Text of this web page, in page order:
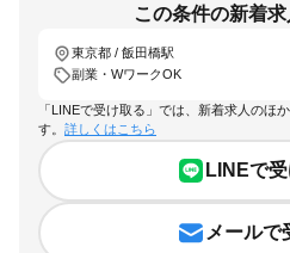
この条件の新着
東京都 / 飯田橋駅
副業・WワークOK
「LINEで受け取る」では、新着求人のほ
す。 詳しくはこちら
LINEで
メールで